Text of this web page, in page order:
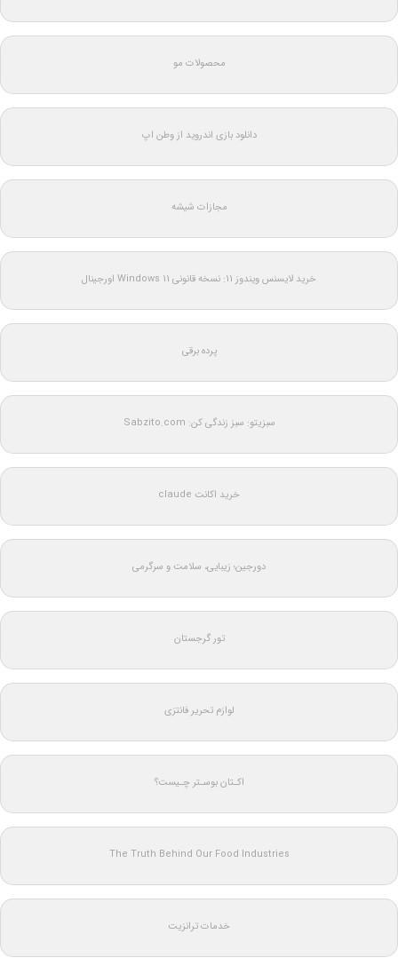
محصولات مو
دانلود بازی اندروید از وطن اپ
مجازات شیشه
خرید لایسنس ویندوز 11: نسخه قانونی Windows 11 اورجینال
پرده برقی
سبزیتو: سبز زندگی کن: Sabzito.com
خرید اکانت claude
دورجین؛ زیبایی، سلامت و سرگرمی
تور گرجستان
لوازم تحریر فانتزی
اکـتان بوسـتر چـیست؟
The Truth Behind Our Food Industries
خدمات ترانزیت